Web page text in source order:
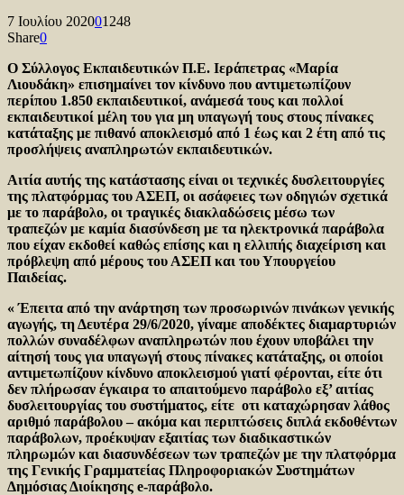
7 Ιουλίου 202001248
Share0
Ο Σύλλογος Εκπαιδευτικών Π.Ε. Ιεράπετρας «Μαρία
Λιουδάκη» επισημαίνει τον κίνδυνο που αντιμετωπίζουν
περίπου 1.850 εκπαιδευτικοί, ανάμεσά τους και πολλοί
εκπαιδευτικοί μέλη του για μη υπαγωγή τους στους πίνακες
κατάταξης με πιθανό αποκλεισμό από 1 έως και 2 έτη από τις
προσλήψεις αναπληρωτών εκπαιδευτικών.
Αιτία αυτής της κατάστασης είναι οι τεχνικές δυσλειτουργίες
της πλατφόρμας του ΑΣΕΠ, οι ασάφειες των οδηγιών σχετικά
με το παράβολο, οι τραγικές διακλαδώσεις μέσω των
τραπεζών με καμία διασύνδεση με τα ηλεκτρονικά παράβολα
που είχαν εκδοθεί καθώς επίσης και η ελλιπής διαχείριση και
πρόβλεψη από μέρους του ΑΣΕΠ και του Υπουργείου
Παιδείας.
« Έπειτα από την ανάρτηση των προσωρινών πινάκων γενικής
αγωγής, τη Δευτέρα 29/6/2020, γίναμε αποδέκτες διαμαρτυριών
πολλών συναδέλφων αναπληρωτών που έχουν υποβάλει την
αίτησή τους για υπαγωγή στους πίνακες κατάταξης, οι οποίοι
αντιμετωπίζουν κίνδυνο αποκλεισμού γιατί φέρονται, είτε ότι
δεν πλήρωσαν έγκαιρα το απαιτούμενο παράβολο εξ’ αιτίας
δυσλειτουργίας του συστήματος, είτε oτι καταχώρησαν λάθος
αριθμό παράβολου – ακόμα και περιπτώσεις διπλά εκδοθέντων
παράβολων, προέκυψαν εξαιτίας των διαδικαστικών
πληρωμών και διασυνδέσεων των τραπεζών με την πλατφόρμα
της Γενικής Γραμματείας Πληροφοριακών Συστημάτων
Δημόσιας Διοίκησης e-παράβολο.